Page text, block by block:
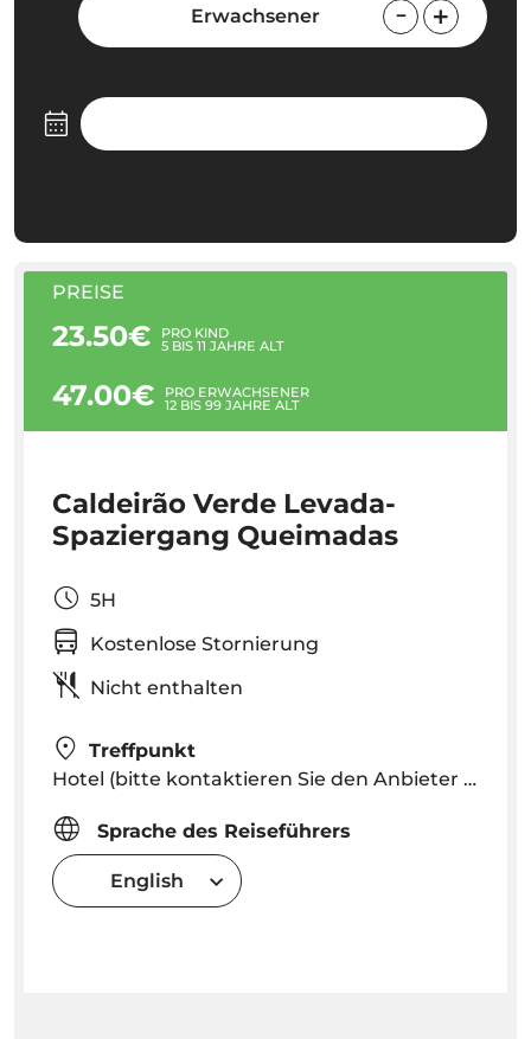
Erwachsener
PREISE
23.50€ PRO KIND
5 BIS 11 JAHRE ALT
47.00€ PRO ERWACHSENER
12 BIS 99 JAHRE ALT
Caldeirão Verde Levada-
Spaziergang Queimadas
5H
Kostenlose Stornierung
Nicht enthalten
Treffpunkt
Hotel (bitte kontaktieren Sie den Anbieter nach der Buchung, um die genaue Abholzeit in Ihrem Hotel zu erfahren)
Sprache des Reiseführers
English